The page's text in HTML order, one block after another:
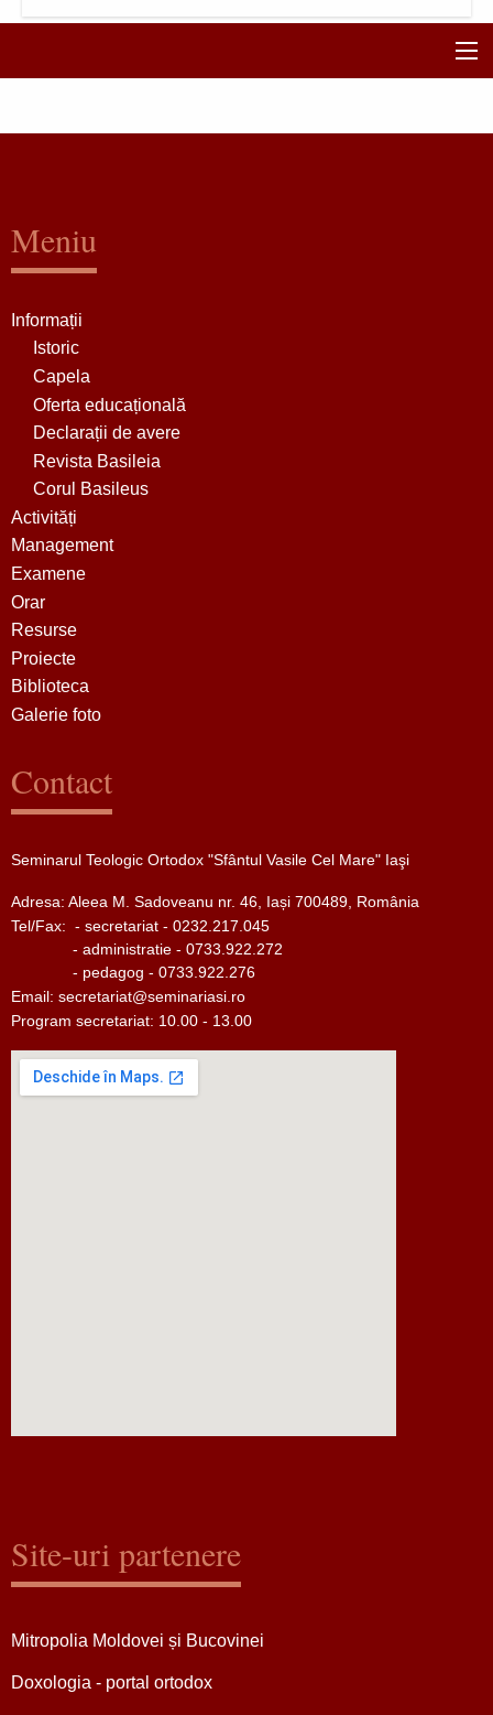
Meniu
Informații
Istoric
Capela
Oferta educațională
Declarații de avere
Revista Basileia
Corul Basileus
Activități
Management
Examene
Orar
Resurse
Proiecte
Biblioteca
Galerie foto
Contact
Seminarul Teologic Ortodox "Sfântul Vasile Cel Mare" Iaşi
Adresa: Aleea M. Sadoveanu nr. 46, Iași 700489, România
Tel/Fax: - secretariat - 0232.217.045
- administratie - 0733.922.272
- pedagog - 0733.922.276
Email: secretariat@seminariasi.ro
Program secretariat: 10.00 - 13.00
Site-uri partenere
Mitropolia Moldovei și Bucovinei
Doxologia - portal ortodox